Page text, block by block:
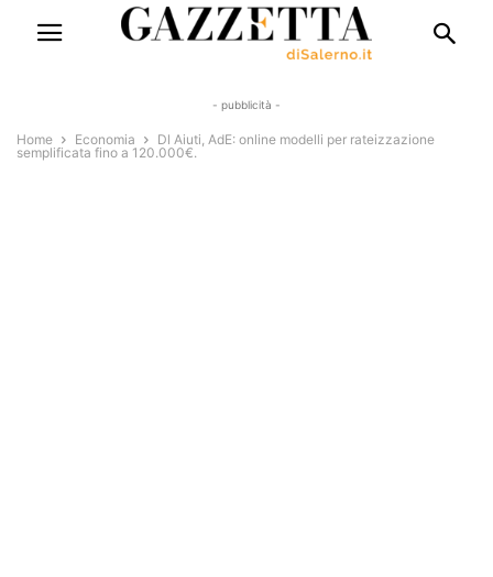
- pubblicità -
Home Economia
Dl Aiuti, AdE: online modelli per rateizzazione
semplificata fino a 120.000€.